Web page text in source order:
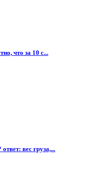
что за 10 с...
вес груза,...